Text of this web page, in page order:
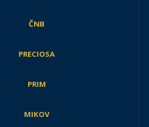
ČNB
PRECIOSA
PRIM
MIKOV